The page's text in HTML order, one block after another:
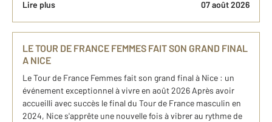
Lire plus 07 août 2026
LE TOUR DE FRANCE FEMMES FAIT SON GRAND FINAL
A NICE
Le Tour de France Femmes fait son grand final à Nice : un
événement exceptionnel à vivre en août 2026 Après avoir
accueilli avec succès le final du Tour de France masculin en
2024, Nice s'apprête une nouvelle fois à vibrer au rythme de